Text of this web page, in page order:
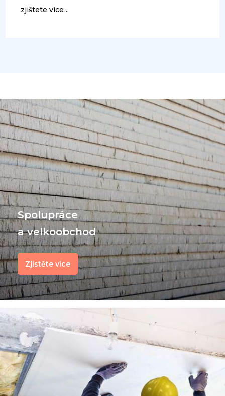
zjištete více ..
Spolupráce
a velkoobchod
Zjistěte více
f